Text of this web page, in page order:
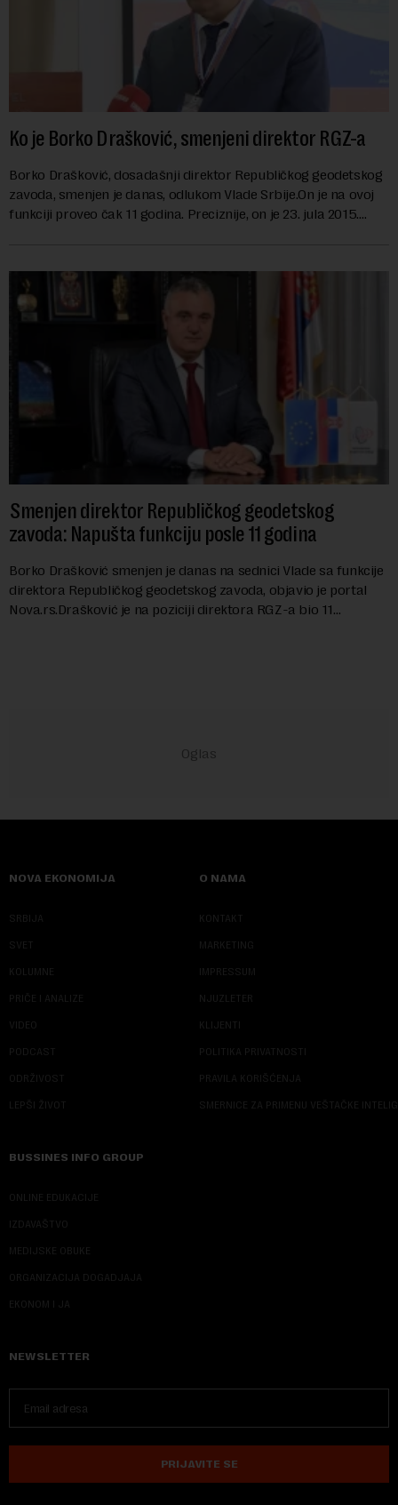
Ko je Borko Drašković, smenjeni direktor RGZ-a
Borko Drašković, dosadašnji direktor Republičkog geodetskog
zavoda, smenjen je danas, odlukom Vlade Srbije.On je na ovoj
funkciji proveo čak 11 godina. Preciznije, on je 23. jula 2015.
Smenjen direktor Republičkog geodetskog
zavoda: Napušta funkciju posle 11 godina
Borko Drašković smenjen je danas na sednici Vlade sa funkcije
direktora Republičkog geodetskog zavoda, objavio je portal
Nova.rs.Drašković je na poziciji direktora RGZ-a bio 11
NOVA EKONOMIJA
SRBIJA
SVET
KOLUMNE
PRIČE I ANALIZE
VIDEO
PODCAST
ODRŽIVOST
LEPŠI ŽIVOT
O NAMA
KONTAKT
MARKETING
IMPRESSUM
NJUZLETER
KLIJENTI
POLITIKA PRIVATNOSTI
PRAVILA KORIŠĆENJA
SMERNICE ZA PRIMENU VEŠTAČKE
BUSSINES INFO GROUP
ONLINE EDUKACIJE
IZDAVAŠTVO
MEDIJSKE OBUKE
ORGANIZACIJA DOGADJAJA
EKONOM I JA
NEWSLETTER
PRIJAVITE SE